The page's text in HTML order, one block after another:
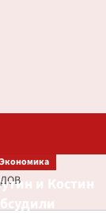
Экономика
и Костин